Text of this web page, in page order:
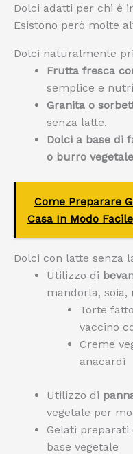
Dolci adatti per chi è
Esistono però molte
Dolci naturalmente
Frutta fresca
semplice e
Granita o
senza latte.
Dolci a base di
o burro vegetale
Come Preparare
Casa In Modo Facile
Dolci con latte senza
Utilizzo di
mandorla, soia,
Torte
vaccino
Creme
anacardi
Utilizzo di
vegetale per
Gelati preparati
base vegetale